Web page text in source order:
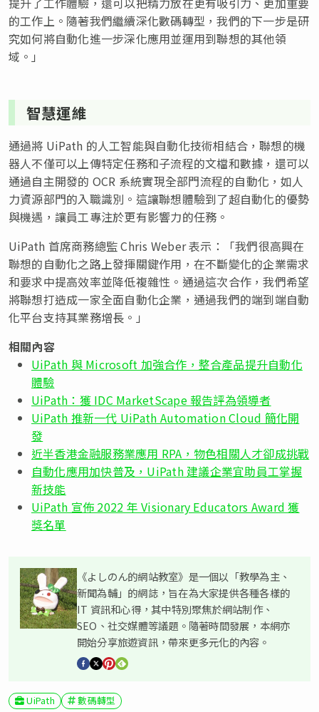
的工作上。隨著我們繼續深化數碼轉型，我們的下一步是研
究如何將自動化進一步深化應用並運用到聯想的其他領
域。」
智慧運維
通過將 UiPath 的人工智能與自動化技術相結合，聯想的機
器人不僅可以上傳特定任務和子流程的文檔和數據，還可以
通過自主開發的 OCR 系統實現全部門流程的自動化，如人
力資源部門的入職識別。這讓聯想體驗到了超自動化的優勢
與機遇，讓員工專注於更有影響力的任務。
UiPath 首席商務總監 Chris Weber 表示：「我們很高興在
聯想的自動化之路上發揮關鍵作用，在不斷變化的企業需求
和要求中提高效率並降低複雜性。通過這次合作，我們希望
將聯想打造成一家全面自動化企業，通過我們的端到端自動
化平台支持其業務增長。」
相關內容
UiPath 與 Microsoft 加強合作，整合產品提升自動化
體驗
UiPath：獲 IDC MarketScape 報告評為領導者
UiPath 推新一代 UiPath Automation Cloud 簡化開
發
近半香港金融服務業應用 RPA，物色相關人才卻成挑戰
自動化應用加快普及，UiPath 建議企業宜助員工掌握
新技能
UiPath 宣佈 2022 年 Visionary Educators Award 獲
獎名單
《よしのん的網站教室》是一個以「教學為主、
新聞為輔」的網誌，旨在為大家提供各種各樣的
IT 資訊和心得，其中特別聚焦於網站制作、
SEO、社交媒體等議題。隨著時間發展，本網亦
開始分享旅遊資訊，帶來更多元化的內容。
UiPath 數碼轉型